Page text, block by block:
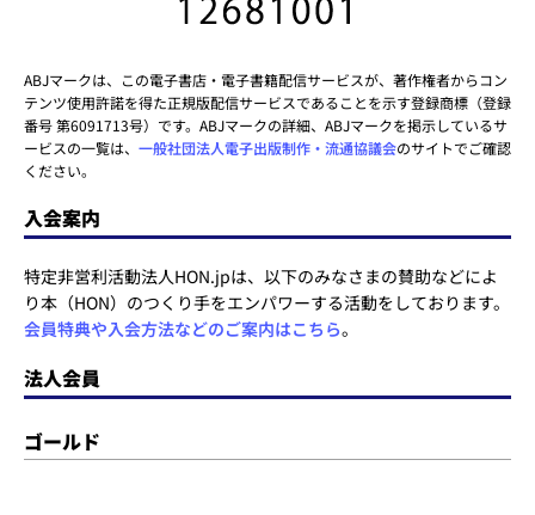
ABJマークは、この電子書店・電子書籍配信サービスが、著作権者からコン
テンツ使用許諾を得た正規版配信サービスであることを示す登録商標（登録
番号 第6091713号）です。ABJマークの詳細、ABJマークを掲示しているサ
ービスの一覧は、 一般社団法人電子出版制作・流通協議会のサイトでご確認
ください。
入会案内
特定非営利活動法人HON.jpは、以下のみなさまの賛助などによ
り本（HON）のつくり手をエンパワーする活動をしております。
会員特典や入会方法などのご案内はこちら。
法人会員
ゴールド